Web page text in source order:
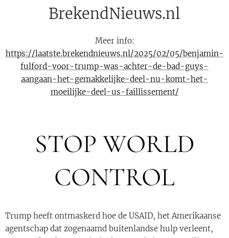
BrekendNieuws.nl
Meer info:
https://laatste.brekendnieuws.nl/2025/02/05/benjamin-
fulford-voor-trump-was-achter-de-bad-guys-
aangaan-het-gemakkelijke-deel-nu-komt-het-
moeilijke-deel-us-faillissement/
STOP WORLD
CONTROL
Trump heeft ontmaskerd hoe de USAID, het Amerikaanse
agentschap dat zogenaamd buitenlandse hulp verleent,